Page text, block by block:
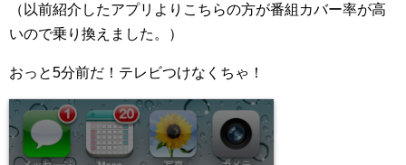
（以前紹介したアプリよりこちらの方が番組カバー率が高
いので乗り換えました。）
おっと5分前だ！テレビつけなくちゃ！